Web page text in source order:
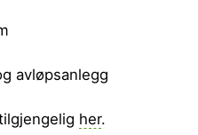
avløpsanlegg
her.